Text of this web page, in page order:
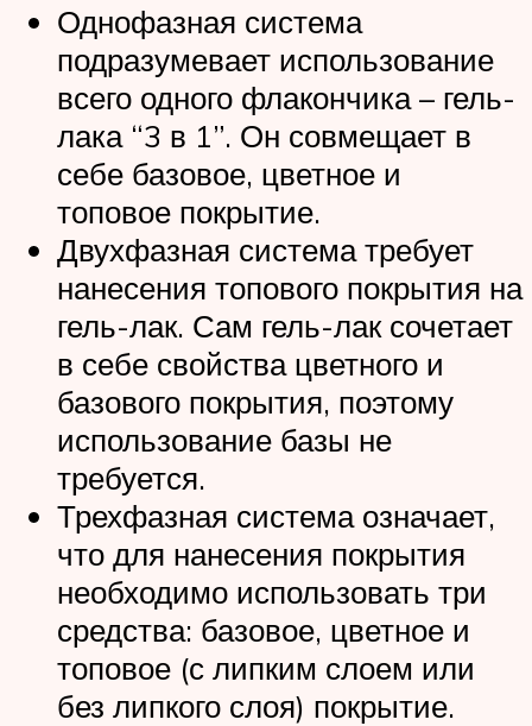
Однофазная система
подразумевает использование
всего одного флакончика – гель-
лака “3 в 1”. Он совмещает в
себе базовое, цветное и
топовое покрытие.
Двухфазная система требует
нанесения топового покрытия на
гель-лак. Сам гель-лак сочетает
в себе свойства цветного и
базового покрытия, поэтому
использование базы не
требуется.
Трехфазная система означает,
что для нанесения покрытия
необходимо использовать три
средства: базовое, цветное и
топовое (с липким слоем или
без липкого слоя) покрытие.